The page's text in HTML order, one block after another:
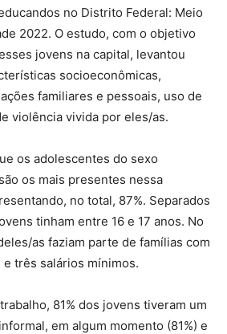
no Distrito Federal: Meio
2022. O estudo, com o objetivo
jovens na capital, levantou
socioeconômicas,
familiares e pessoais, uso de
violência vivida por eles/as.
os adolescentes do sexo
os mais presentes nessa
no total, 87%. Separados
tinham entre 16 e 17 anos. No
as faziam parte de famílias com
e três salários mínimos.
81% dos jovens tiveram um
em algum momento (81%) e